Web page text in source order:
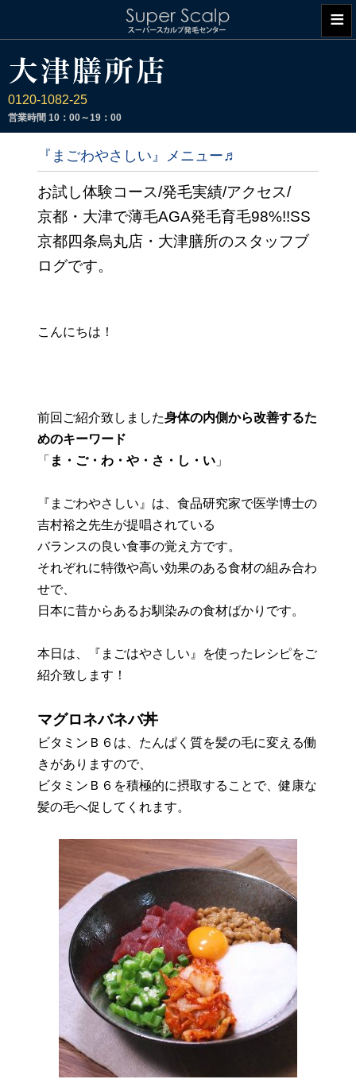
0120-1082-25
営業時間 10：00～19：00
≡
『まごわやさしい』メニュー♬
お試し体験コース/発毛実績/アクセス/
京都・大津で薄毛AGA発毛育毛98%!!SS
京都四条烏丸店・大津膳所のスタッフブ
ログです。
こんにちは！
前回ご紹介致しました身体の内側から改善するた
めのキーワード
「 ま・ご・わ・や・さ・し・い 」
『まごわやさしい』は、食品研究家で医学博士の
吉村裕之先生が提唱されている
バランスの良い食事の覚え方です。
それぞれに特徴や高い効果のある食材の組み合わ
せで、
日本に昔からあるお馴染みの食材ばかりです。
本日は、『まごはやさしい』を使ったレシピをご
紹介致します！
マグロネバネバ丼
ビタミンＢ６は、たんぱく質を髪の毛に変える働
きがありますので、
ビタミンＢ６を積極的に摂取することで、健康な
髪の毛へ促してくれます。